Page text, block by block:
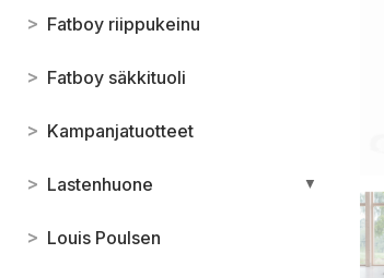
> Fatboy riippukeinu
> Fatboy säkkituoli
> Kampanjatuotteet
> Lastenhuone ▼
> Louis Poulsen